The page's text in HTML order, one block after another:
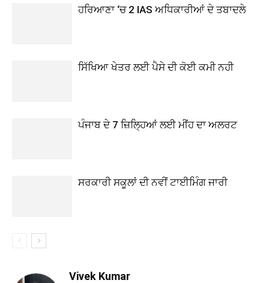
ਹਰਿਆਣਾ ‘ਚ 2 IAS ਅਧਿਕਾਰੀਆਂ ਦੇ ਤਬਾਦਲੇ
ਸਿੱਖਿਆ ਖੇਤਰ ਲਈ ਪੈਸੇ ਦੀ ਕੋਈ ਕਮੀ ਨਹੀ
ਪੰਜਾਬ ਦੇ 7 ਜ਼ਿਲ੍ਹਿਆਂ ਲਈ ਮੀਂਹ ਦਾ ਅਲਰਟ
ਸਰਕਾਰੀ ਸਕੂਲਾਂ ਦੀ ਨਵੀਂ ਟਾਈਮਿੰਗ ਜਾਰੀ
Vivek Kumar